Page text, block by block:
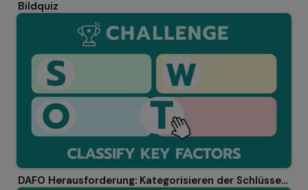
Bildquiz
DAFO Herausforderung: Kategorisieren der Schlüsselfaktoren